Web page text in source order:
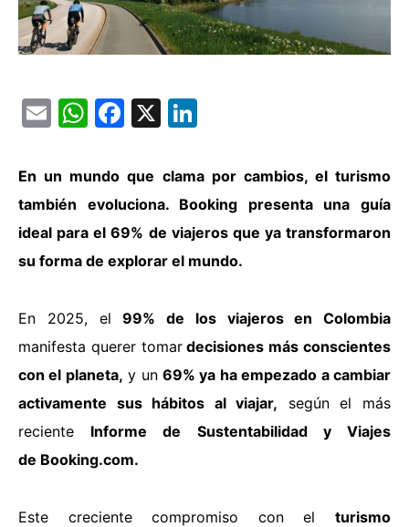
EmailWhatsApp
Facebook
X
En un mundo que clama por cambios, el turismo
también evoluciona. Booking presenta una guía
ideal para el 69% de viajeros que ya transformaron
su forma de explorar el mundo.
En 2025, el99% de los viajeros en Colombia
manifesta querer tomardecisiones más conscientes
con el planeta, y un69% ya ha empezado a cambiar
activamente sus hábitos al viajar, según el más
reciente Informe de Sustentabilidad y Viajes
de Booking.com.
Este creciente compromiso con el turismo